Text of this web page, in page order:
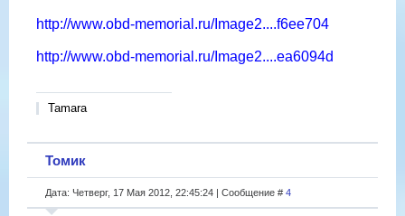
http://www.obd-memorial.ru/Image2....f6ee704
http://www.obd-memorial.ru/Image2....ea6094d
Tamara
Томик
Дата: Четверг, 17 Мая 2012, 22:45:24 | Сообщение # 4